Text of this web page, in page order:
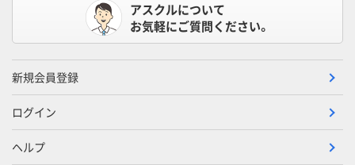
アスクルについて
お気軽にご質問ください。
新規会員登録
ログイン
ヘルプ